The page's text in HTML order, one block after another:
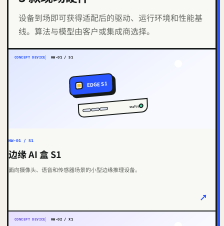
设备到场即可获得适配后的驱动、运行环境和性能基
线。算法与模型由客户或集成商选择。
CONCEPT DEVICE HW-01 / S1
EDGE S1
STATUS
HW-01 / S1
边缘 AI 盒 S1
面向摄像头、语音和传感器场景的小型边缘推理设备。
↗
CONCEPT DEVICE HW-02 / X1